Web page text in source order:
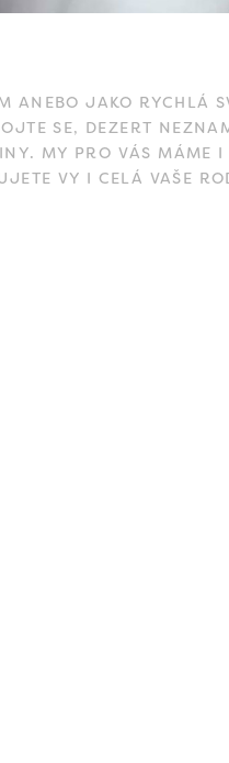
ANEBO JAKO RYCHLÁ
SE, DEZERT
MY PRO VÁS MÁME I
VY I CELÁ VAŠE